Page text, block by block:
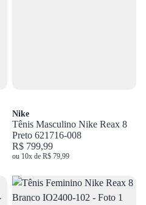
Nike
Tênis Masculino Nike Reax 8
Preto 621716-008
R$ 799,99
ou 10x de R$ 79,99